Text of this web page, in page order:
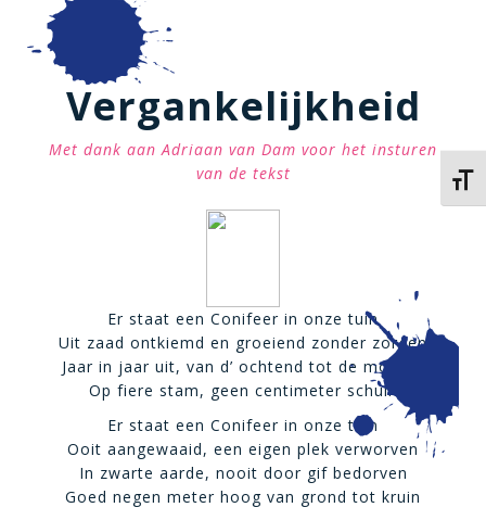
Vergankelijkheid
Met dank aan Adriaan van Dam voor het insturen
van de tekst
Er staat een Conifeer in onze tuin
Uit zaad ontkiemd en groeiend zonder zorgen
Jaar in jaar uit, van d’ ochtend tot de morgen
Op fiere stam, geen centimeter schuin
Er staat een Conifeer in onze tuin
Ooit aangewaaid, een eigen plek verworven
In zwarte aarde, nooit door gif bedorven
Goed negen meter hoog van grond tot kruin